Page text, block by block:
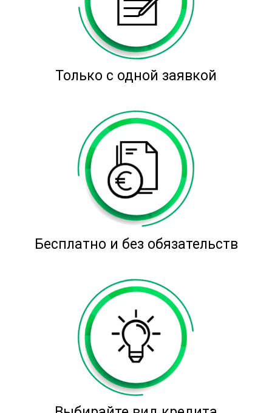
Только с одной заявкой
Бесплатно и без обязательств